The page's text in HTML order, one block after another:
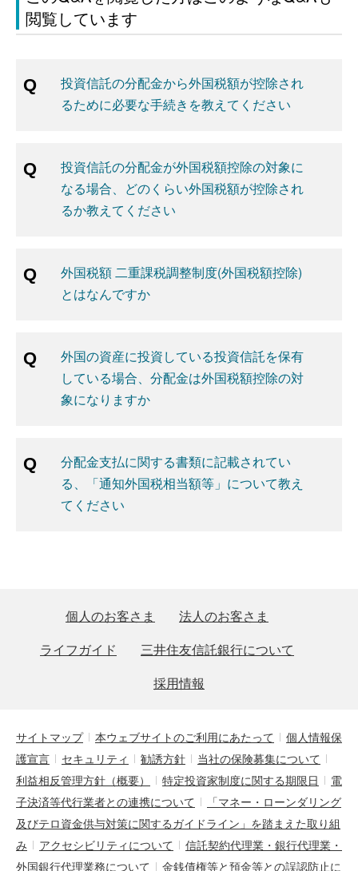
閲覧しています
投資信託の分配金から外国税額が控除され
るために必要な手続きを教えてください
投資信託の分配金が外国税額控除の対象に
なる場合、どのくらい外国税額が控除され
るか教えてください
外国税額 二重課税調整制度(外国税額控除)
とはなんですか
外国の資産に投資している投資信託を保有
している場合、分配金は外国税額控除の対
象になりますか
分配金支払に関する書類に記載されてい
る、「通知外国税相当額等」について教え
てください
個人のお客さま
法人のお客さま
ライフガイド
三井住友信託銀行について
採用情報
サイトマップ 本ウェブサイトのご利用にあたって
個人情報保
護宣言
セキュリティ 勧誘方針
当社の保険募集について
利益相反管理方針（概要）
特定投資家制度に関する期限日
電
子決済等代行業者との連携について
「マネー・ローンダリング
及びテロ資金供与対策に関するガイドライン」を踏まえた取り組
み
アクセシビリティについて
信託契約代理業・銀行代理業・
外国銀行代理業務について
金銭債権等と預金等との誤認防止に